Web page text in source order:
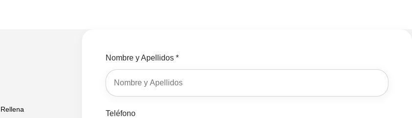
Nombre y Apellidos *
Teléfono